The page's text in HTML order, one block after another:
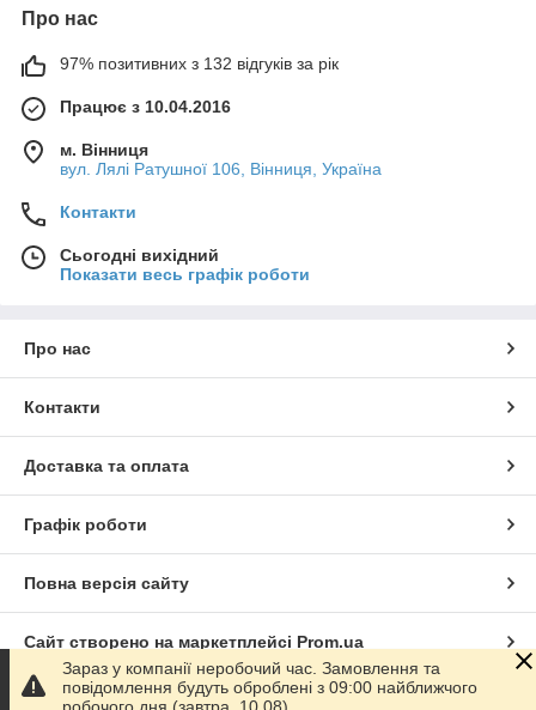
Про нас
97% позитивних з 132 відгуків за рік
Працює з 10.04.2016
м. Вінниця
вул. Лялі Ратушної 106, Вінниця, Україна
Контакти
Сьогодні вихідний
Показати весь графік роботи
Про нас
Контакти
Доставка та оплата
Графік роботи
Повна версія сайту
Сайт створено на маркетплейсі Prom.ua
Політика конфіденційності
Зараз у компанії неробочий час. Замовлення та
повідомлення будуть оброблені з 09:00 найближчого